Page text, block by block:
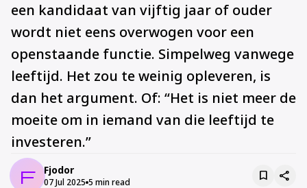
een kandidaat van vijftig jaar of ouder
wordt niet eens overwogen voor een
openstaande functie. Simpelweg vanwege
leeftijd. Het zou te weinig opleveren, is
dan het argument. Of: “Het is niet meer de
moeite om in iemand van die leeftijd te
investeren.”
F Fjodor
07 Jul 2025 5 min read bookmark share